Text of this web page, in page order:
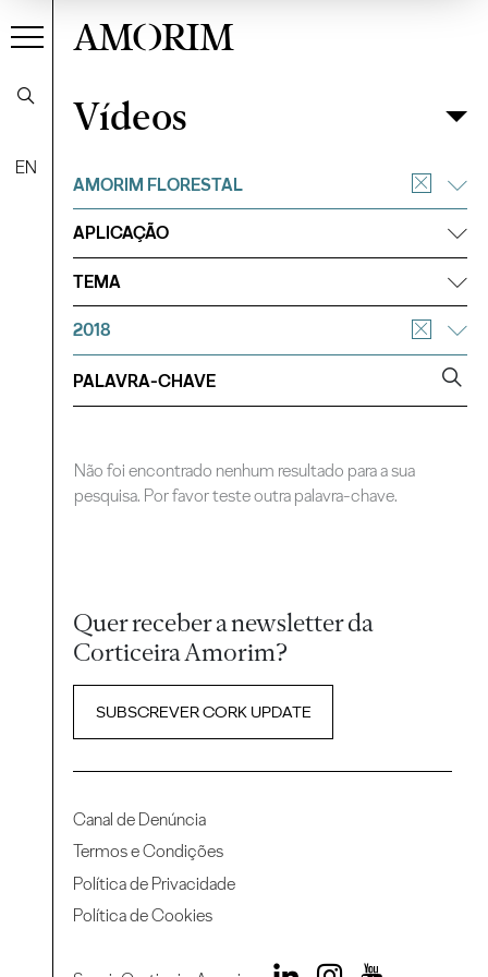
EN
AMORIM
VídeosFiltrar
Vídeos
AMORIM FLORESTAL
APLICAÇÃO
TEMA
2018
Não foi encontrado nenhum resultado para a sua
pesquisa. Por favor teste outra palavra-chave.
Quer receber a newsletter da
Corticeira Amorim?
SUBSCREVER CORK UPDATE
Canal de Denúncia
Termos e Condições
Política de Privacidade
Política de Cookies